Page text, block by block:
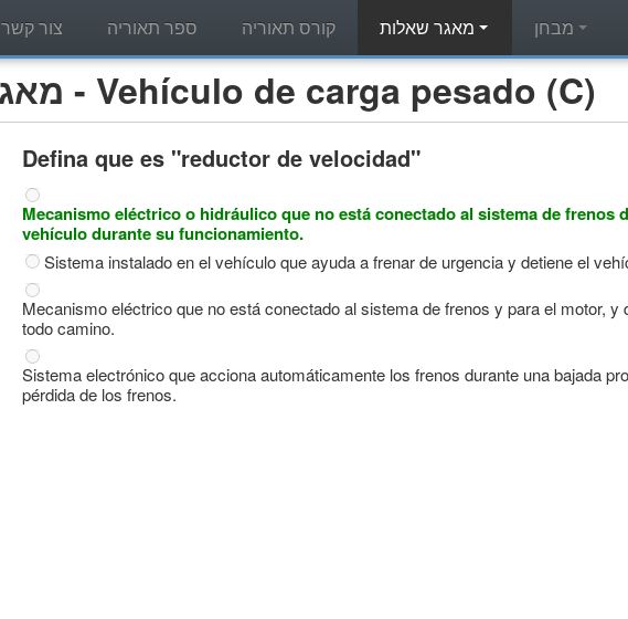
קורס תאוריה ספר תאוריה צור קשר
מאגר שאלות תאוריה - Vehículo de carga pesado (C)
Defina que es "reductor de velocidad"
Mecanismo eléctrico o hidráulico que no está conectado al sistema de frenos
vehículo durante su funcionamiento.
Sistema instalado en el vehículo que ayuda a frenar de urgencia y detiene el
Mecanismo eléctrico que no está conectado al sistema de frenos y para el motor,
todo camino.
Sistema electrónico que acciona automáticamente los frenos durante una bajada
pérdida de los frenos.